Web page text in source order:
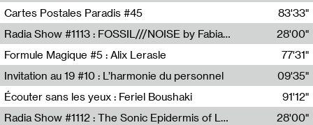
Sarah Banville
Cartes Postales Paradis #45
Mateo Cuin
83'33"
Radia Show #1113 : FOSSIL///NOISE by Fabiana Gibim / Wave Farm
Wave Farm
28'00"
Formule Magique #5 : Alix Lerasle
Nathalie Lacroix
77'31"
Invitation au 19 #10 : L’harmonie du personnel
19, CRAC
09'35"
Écouter sans les yeux : Feriel Boushaki
Feriel Boushaki
91'12"
Radia Show #1112 : The Sonic Epidermis of Lake Léman by Paul Courlet / Guest Slot
28'00"